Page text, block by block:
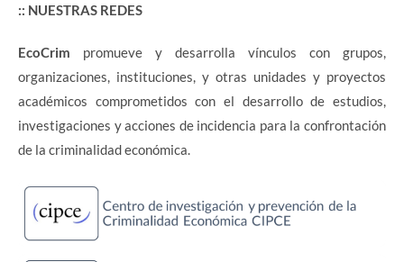
:: NUESTRAS REDES
EcoCrim promueve y desarrolla vínculos con grupos,
organizaciones, instituciones, y otras unidades y proyectos
académicos comprometidos con el desarrollo de estudios,
investigaciones y acciones de incidencia para la confrontación
de la criminalidad económica.